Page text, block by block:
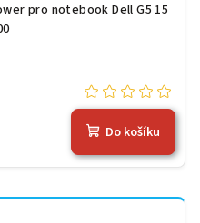
pro notebook Dell G5 15
Do košíku